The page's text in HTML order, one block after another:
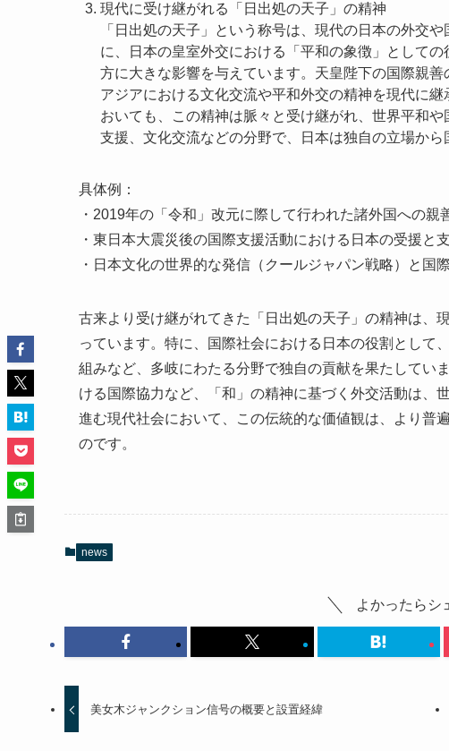
現代に受け継がれる「日出処の天子」の精神
「日出処の天子」という称号は、現代の日本の外交
に、日本の皇室外交における「平和の象徴」として
方に大きな影響を与えています。天皇陛下の国際親
アジアにおける文化交流や平和外交の精神を現代に
おいても、この精神は脈々と受け継がれ、世界平和
支援、文化交流などの分野で、日本は独自の立場から
具体例：
・2019年の「令和」改元に際して行われた諸外国への親
・東日本大震災後の国際支援活動における日本の受援と
・日本文化の世界的な発信（クールジャパン戦略）と国
古来より受け継がれてきた「日出処の天子」の精神は、
っています。特に、国際社会における日本の役割として
組みなど、多岐にわたる分野で独自の貢献を果たしてい
ける国際協力など、「和」の精神に基づく外交活動は、
進む現代社会において、この伝統的な価値観は、より普
のです。
news
よかったらシ
美女木ジャンクション信号の概要と設置経緯